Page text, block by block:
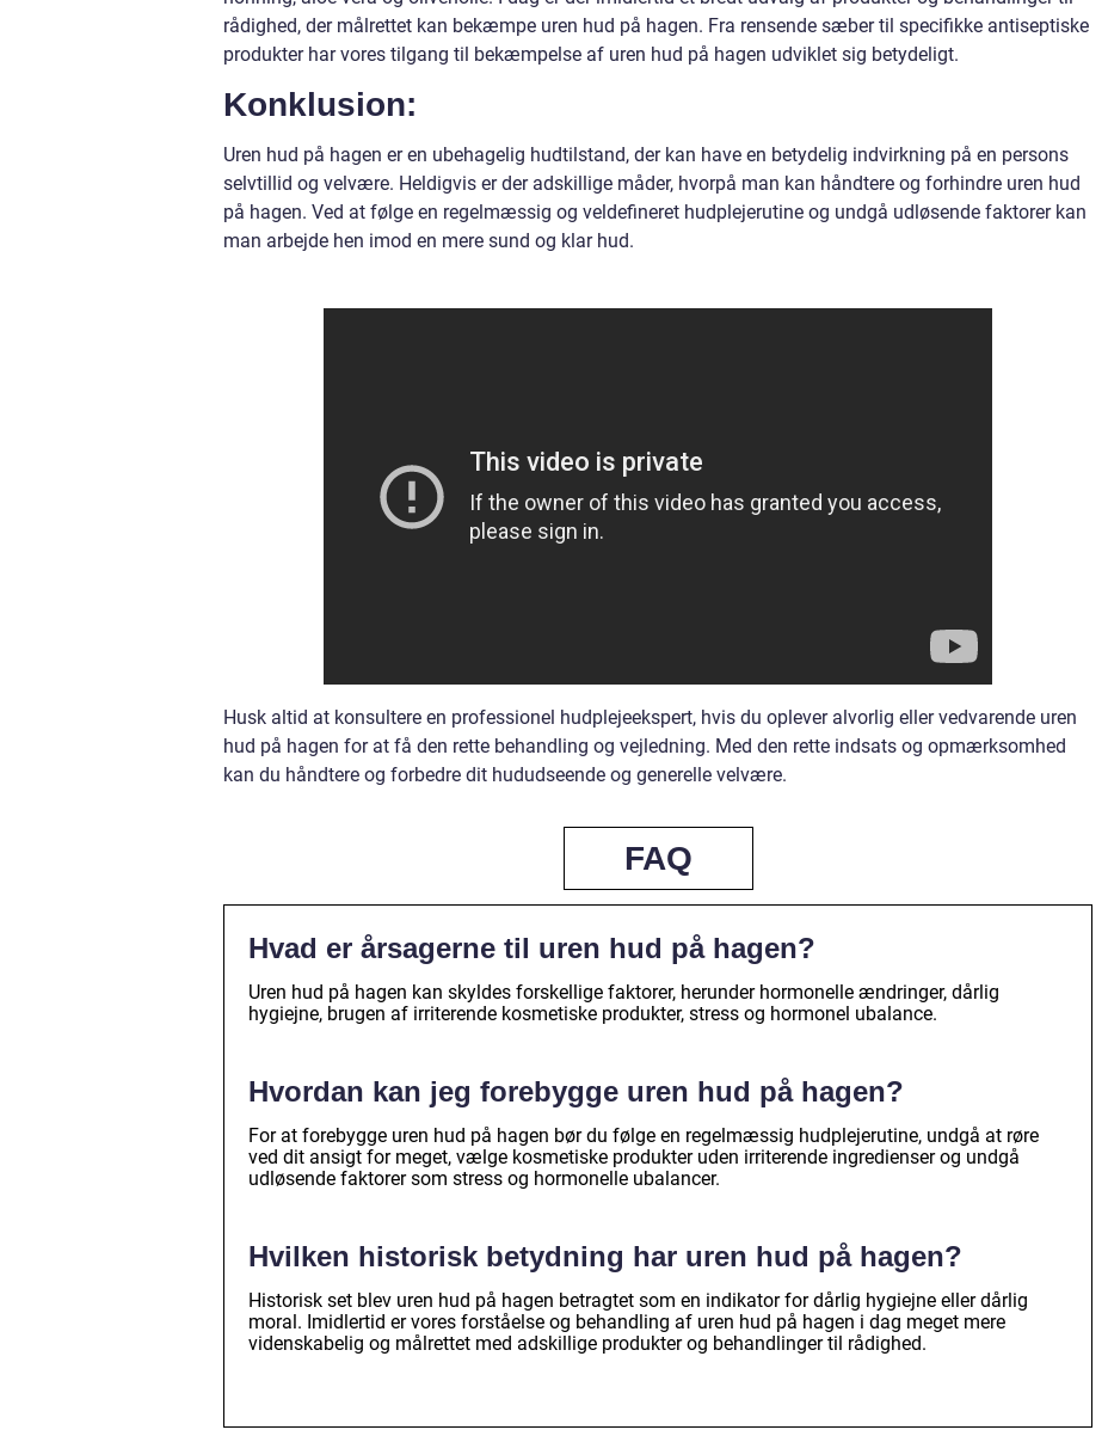
rådighed, der målrettet kan bekæmpe uren hud på hagen. Fra rensende sæber til specifikke antiseptiske
produkter har vores tilgang til bekæmpelse af uren hud på hagen udviklet sig betydeligt.
Konklusion:
Uren hud på hagen er en ubehagelig hudtilstand, der kan have en betydelig indvirkning på en persons
selvtillid og velvære. Heldigvis er der adskillige måder, hvorpå man kan håndtere og forhindre uren hud
på hagen. Ved at følge en regelmæssig og veldefineret hudplejerutine og undgå udløsende faktorer kan
man arbejde hen imod en mere sund og klar hud.
Husk altid at konsultere en professionel hudplejeekspert, hvis du oplever alvorlig eller vedvarende uren
hud på hagen for at få den rette behandling og vejledning. Med den rette indsats og opmærksomhed
kan du håndtere og forbedre dit hududseende og generelle velvære.
FAQ
Hvad er årsagerne til uren hud på hagen?
Uren hud på hagen kan skyldes forskellige faktorer, herunder hormonelle ændringer, dårlig
hygiejne, brugen af irriterende kosmetiske produkter, stress og hormonel ubalance.
Hvordan kan jeg forebygge uren hud på hagen?
For at forebygge uren hud på hagen bør du følge en regelmæssig hudplejerutine, undgå at røre
ved dit ansigt for meget, vælge kosmetiske produkter uden irriterende ingredienser og undgå
udløsende faktorer som stress og hormonelle ubalancer.
Hvilken historisk betydning har uren hud på hagen?
Historisk set blev uren hud på hagen betragtet som en indikator for dårlig hygiejne eller dårlig
moral. Imidlertid er vores forståelse og behandling af uren hud på hagen i dag meget mere
videnskabelig og målrettet med adskillige produkter og behandlinger til rådighed.